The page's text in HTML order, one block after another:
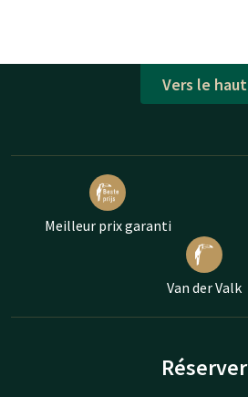
Vers le haut
Meilleur prix garanti
Van der Valk
Réserver